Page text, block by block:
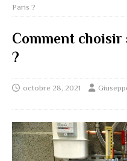
Paris ?
Comment choisir
?
octobre 28, 2021